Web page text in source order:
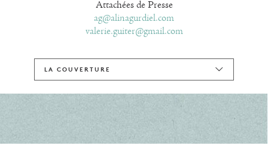
Attachées de Presse
ag@alinagurdiel.com
valerie.guiter@gmail.com
LA COUVERTURE